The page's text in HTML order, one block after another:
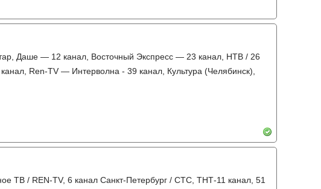
Даше — 12 канал, Восточный Экспресс — 23 канал, НТВ / 26
Ren-TV — Интерволна - 39 канал, Культура (Челябинск),
ТВ / REN-TV, 6 канал Санкт-Петербург / СТС, ТНТ-11 канал, 51